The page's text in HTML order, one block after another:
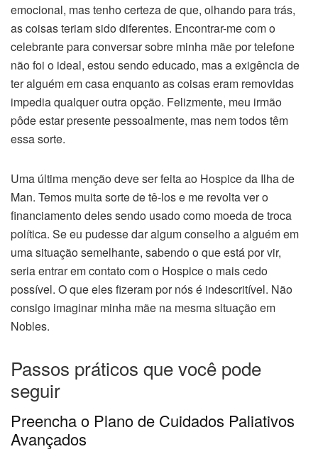
emocional, mas tenho certeza de que, olhando para trás,
as coisas teriam sido diferentes. Encontrar-me com o
celebrante para conversar sobre minha mãe por telefone
não foi o ideal, estou sendo educado, mas a exigência de
ter alguém em casa enquanto as coisas eram removidas
impedia qualquer outra opção. Felizmente, meu irmão
pôde estar presente pessoalmente, mas nem todos têm
essa sorte.
Uma última menção deve ser feita ao Hospice da Ilha de
Man. Temos muita sorte de tê-los e me revolta ver o
financiamento deles sendo usado como moeda de troca
política. Se eu pudesse dar algum conselho a alguém em
uma situação semelhante, sabendo o que está por vir,
seria entrar em contato com o Hospice o mais cedo
possível. O que eles fizeram por nós é indescritível. Não
consigo imaginar minha mãe na mesma situação em
Nobles.
Passos práticos que você pode
seguir
Preencha o Plano de Cuidados Paliativos
Avançados